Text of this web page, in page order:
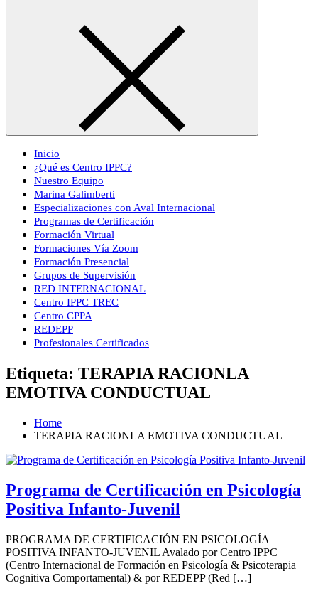
Inicio
¿Qué es Centro IPPC?
Nuestro Equipo
Marina Galimberti
Especializaciones con Aval Internacional
Programas de Certificación
Formación Virtual
Formaciones Vía Zoom
Formación Presencial
Grupos de Supervisión
RED INTERNACIONAL
Centro IPPC TREC
Centro CPPA
REDEPP
Profesionales Certificados
Etiqueta: TERAPIA RACIONLA
EMOTIVA CONDUCTUAL
Home
TERAPIA RACIONLA EMOTIVA CONDUCTUAL
Programa de Certificación en Psicología
Positiva Infanto-Juvenil
PROGRAMA DE CERTIFICACIÓN EN PSICOLOGÍA
POSITIVA INFANTO-JUVENIL Avalado por Centro IPPC
(Centro Internacional de Formación en Psicología & Psicoterapia
Cognitiva Comportamental) & por REDEPP (Red […]